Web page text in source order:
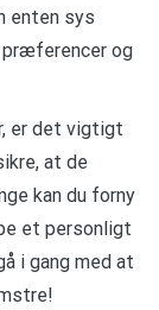
enten sys
og
er det vigtigt
at de
kan du forny
et personligt
i gang med at